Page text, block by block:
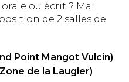
ou écrit ? Mail
de 2 salles de
Point Mangot Vulcin)
de la Laugier)